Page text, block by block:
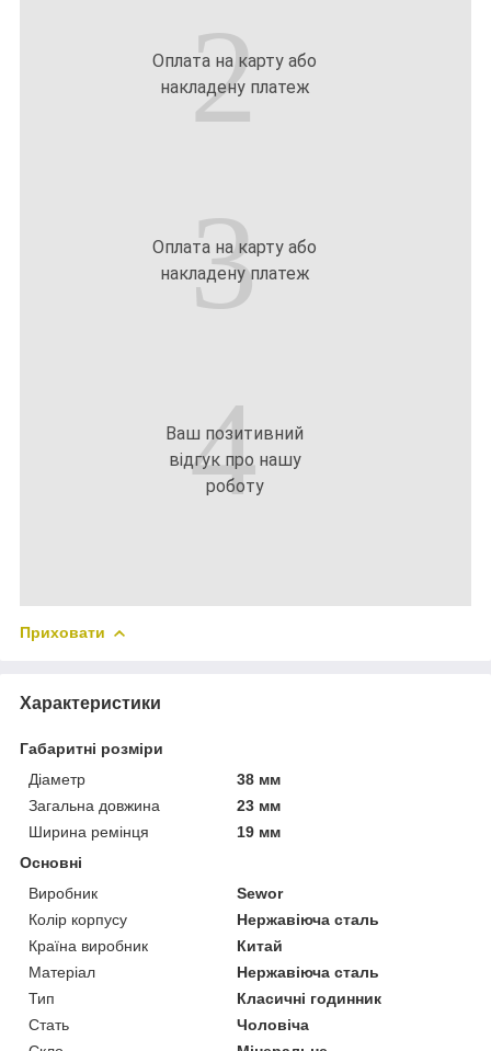
2
Оплата на карту або
накладену платеж
3
Оплата на карту або
накладену платеж
4
Ваш позитивний
відгук про нашу
роботу
Приховати
Характеристики
Габаритні розміри
Діаметр
38 мм
Загальна довжина
23 мм
Ширина ремінця
19 мм
Основні
Виробник
Sewor
Колір корпусу
Нержавіюча сталь
Країна виробник
Китай
Матеріал
Нержавіюча сталь
Тип
Класичні годинник
Стать
Чоловіча